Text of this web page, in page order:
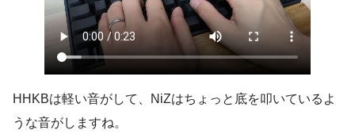
HHKBは軽い音がして、NiZはちょっと底を叩いているよ
うな音がしますね。